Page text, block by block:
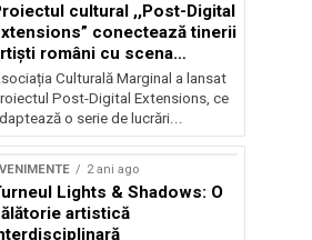
cultural ,,Post-Digital
conectează tinerii
români cu scena
Culturală Marginal a lansat
Post-Digital Extensions, ce
o serie de lucrări...
2 ani ago
Lights & Shadows: O
artistică